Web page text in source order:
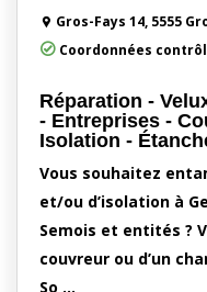
Gros-Fays 14, 5555
Coordonnées
Réparation -
- Entreprises -
Isolation -
Vous souhaitez
et/ou d’isolation à
Semois et entités ?
couvreur ou d’un
So …